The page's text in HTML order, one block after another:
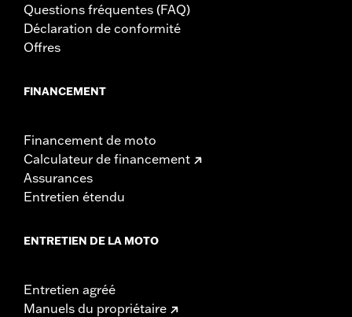
Questions fréquentes (FAQ)
Déclaration de conformité
Offres
FINANCEMENT
Financement de moto
Calculateur de financement
Assurances
Entretien étendu
ENTRETIEN DE LA MOTO
Entretien agréé
Manuels du propriétaire